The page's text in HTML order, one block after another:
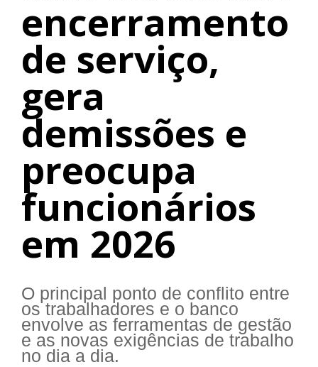
encerramento
de serviço,
gera
demissões e
preocupa
funcionários
em 2026
O principal ponto de conflito entre
os trabalhadores e o banco
envolve as ferramentas de gestão
e as novas exigências de trabalho
no dia a dia.